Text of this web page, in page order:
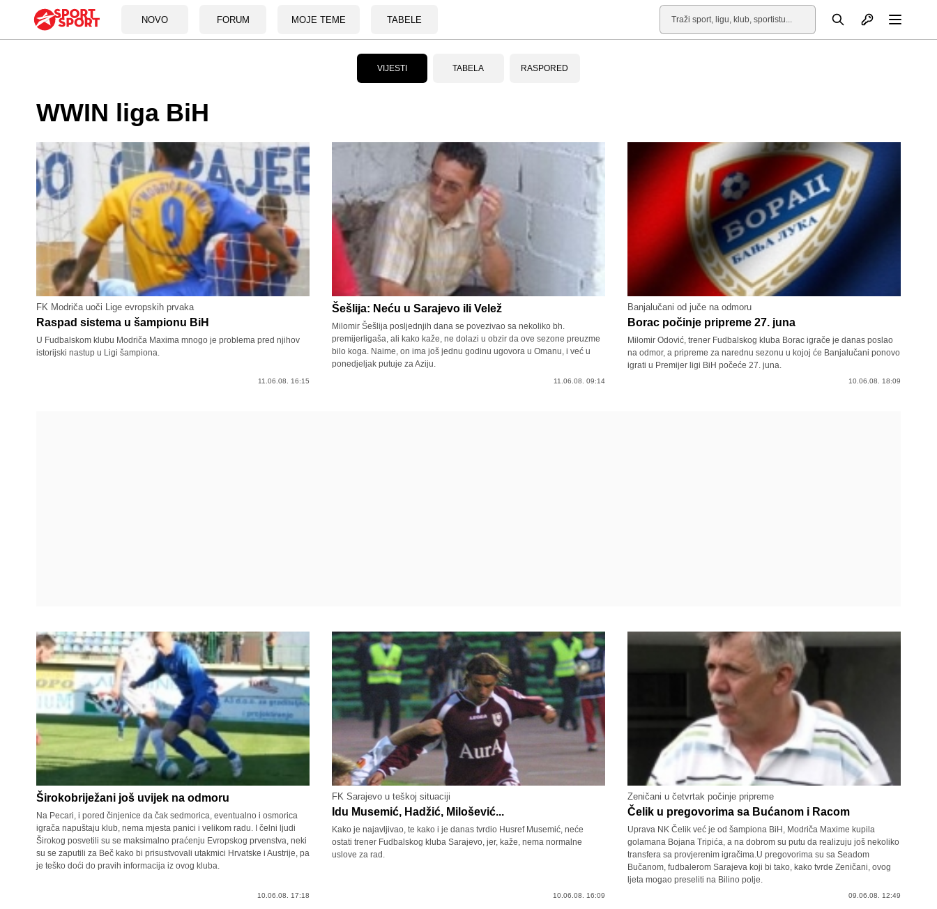
NOVO FORUM MOJE TEME TABELE
Pretraga Otvori profil
VIJESTI TABELA RASPORED
WWIN liga BiH
FK Modriča uoči Lige evropskih prvaka
Raspad sistema u šampionu BiH
U Fudbalskom klubu Modriča Maxima mnogo je problema pred njihov
istorijski nastup u Ligi šampiona.
11.06.08. 16:15
Šešlija: Neću u Sarajevo ili Velež
Milomir Šešlija posljednjih dana se povezivao sa nekoliko bh.
premijerligaša, ali kako kaže, ne dolazi u obzir da ove sezone preuzme
bilo koga. Naime, on ima još jednu godinu ugovora u Omanu, i već u
ponedjeljak putuje za Aziju.
11.06.08. 09:14
Banjalučani od juče na odmoru
Borac počinje pripreme 27. juna
Milomir Odović, trener Fudbalskog kluba Borac igrače je danas poslao
na odmor, a pripreme za narednu sezonu u kojoj će Banjalučani ponovo
igrati u Premijer ligi BiH počeće 27. juna.
10.06.08. 18:09
Širokobriježani još uvijek na odmoru
Na Pecari, i pored činjenice da čak sedmorica, eventualno i osmorica
igrača napuštaju klub, nema mjesta panici i velikom radu. I čelni ljudi
Širokog posvetili su se maksimalno praćenju Evropskog prvenstva, neki
su se zaputili za Beč kako bi prisustvovali utakmici Hrvatske i Austrije, pa
je teško doći do pravih informacija iz ovog kluba.
10.06.08. 17:18
FK Sarajevo u teškoj situaciji
Idu Musemić, Hadžić, Milošević...
Kako je najavljivao, te kako i je danas tvrdio Husref Musemić, neće
ostati trener Fudbalskog kluba Sarajevo, jer, kaže, nema normalne
uslove za rad.
10.06.08. 16:09
Zeničani u četvrtak počinje pripreme
Čelik u pregovorima sa Bućanom i Racom
Uprava NK Čelik već je od šampiona BiH, Modriča Maxime kupila
golamana Bojana Tripića, a na dobrom su putu da realizuju još nekoliko
transfera sa provjerenim igračima.U pregovorima su sa Seadom
Bučanom, fudbalerom Sarajeva koji bi tako, kako tvrde Zeničani, ovog
ljeta mogao preseliti na Bilino polje.
09.06.08. 12:49